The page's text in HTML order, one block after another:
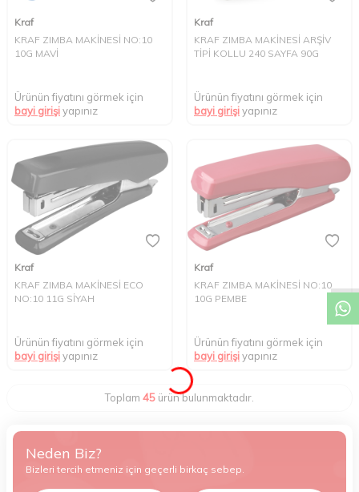
Kraf
KRAF ZIMBA MAKİNESİ NO:10
10G MAVİ
Ürünün fiyatını görmek için
bayi girişiyapınız
Kraf
KRAF ZIMBA MAKİNESİ ARŞİV
TİPİ KOLLU 240 SAYFA 90G
Ürünün fiyatını görmek için
bayi girişiyapınız
Kraf
KRAF ZIMBA MAKİNESİ ECO
NO:10 11G SİYAH
Ürünün fiyatını görmek için
bayi girişiyapınız
Kraf
KRAF ZIMBA MAKİNESİ NO:10
10G PEMBE
Ürünün fiyatını görmek için
bayi girişiyapınız
Toplam 45 ürün bulunmaktadır.
Neden Biz?
Bizleri tercih etmeniz için geçerli birkaç sebep.